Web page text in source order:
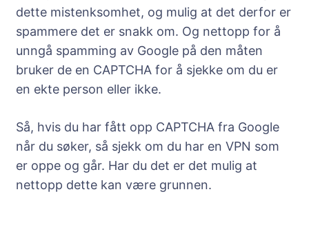
dette mistenksomhet, og mulig at det derfor er
spammere det er snakk om. Og nettopp for å
unngå spamming av Google på den måten
bruker de en CAPTCHA for å sjekke om du er
en ekte person eller ikke.
Så, hvis du har fått opp CAPTCHA fra Google
når du søker, så sjekk om du har en VPN som
er oppe og går. Har du det er det mulig at
nettopp dette kan være grunnen.